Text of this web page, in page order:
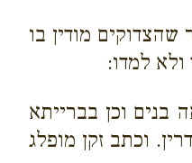
מודין בו
למדו:
וכן בברייתא
וכתב זקן מופלג